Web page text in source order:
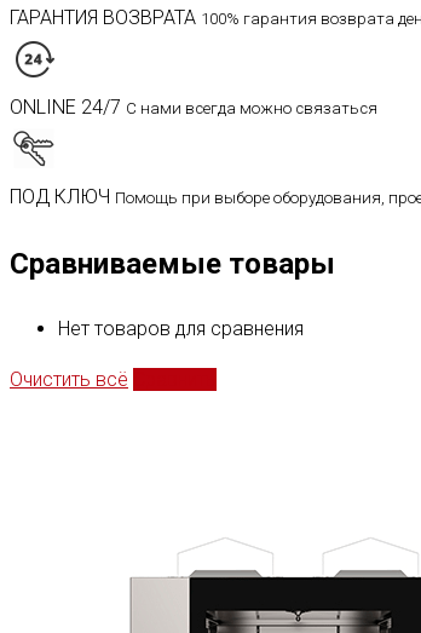
ГАРАНТИЯ ВОЗВРАТА 100% гарантия возврата
ONLINE 24/7 С нами всегда можно связаться
ПОД КЛЮЧ Помощь при выборе оборудования,
Сравниваемые товары
Нет товаров для сравнения
Очистить всё